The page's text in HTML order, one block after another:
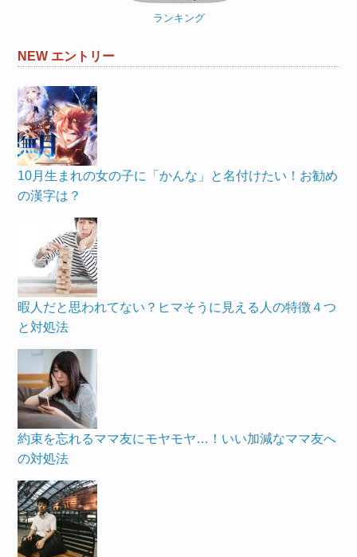
ランキング
NEW エントリー
10月生まれの女の子に「かんな」と名付けたい！お勧め
の漢字は？
暇人だと思われてない？ヒマそうに見える人の特徴４つ
と対処法
約束を忘れるママ友にモヤモヤ…！いい加減なママ友へ
の対処法